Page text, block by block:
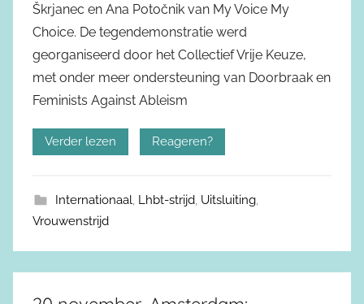
Škrjanec en Ana Potočnik van My Voice My
Choice. De tegendemonstratie werd
georganiseerd door het Collectief Vrije Keuze,
met onder meer ondersteuning van Doorbraak en
Feminists Against Ableism
Verder lezen Reageren?
Internationaal, Lhbt-strijd, Uitsluiting,
Vrouwenstrijd